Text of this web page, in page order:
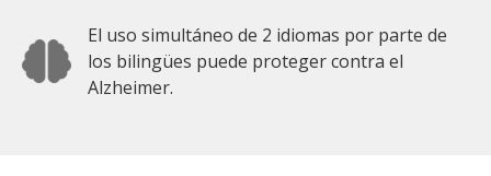
El uso simultáneo de 2 idiomas por parte de
los bilingües puede proteger contra el
Alzheimer.